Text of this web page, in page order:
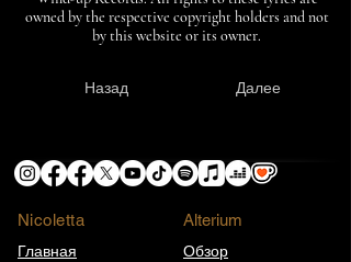
owned by the respective copyright holders and not
by this website or its owner.
Назад Далее
Nicoletta
Главная
​Alterium
Обзор